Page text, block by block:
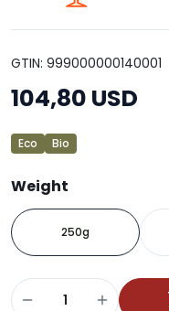
GTIN: 999000000140001
104,80 USD
Eco Bio
Weight
250g